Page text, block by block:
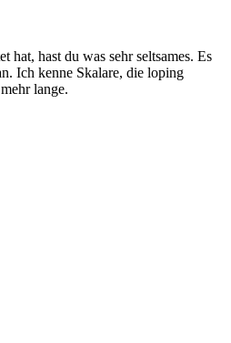
hat, hast du was sehr seltsames. Es
Ich kenne Skalare, die loping
lange.